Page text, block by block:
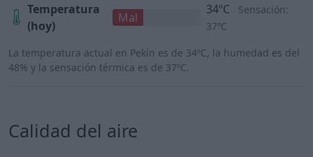
Temperatura
(hoy)
Mal
34ºC
Sensación:
37ºC
La temperatura actual en Pekín es de 34ºC, la humedad es del
48% y la sensación térmica es de 37ºC.
Calidad del aire